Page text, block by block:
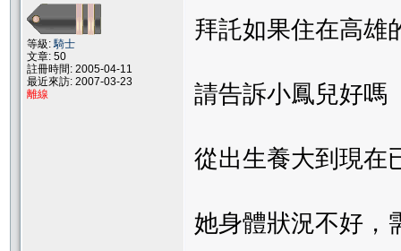
等級:騎士
文章: 50
註冊時間: 2005-04-11
最近來訪: 2007-03-23
離線
拜託如果住在高雄
請告訴小鳳兒好嗎
從出生養大到現在
她身體狀況不好，